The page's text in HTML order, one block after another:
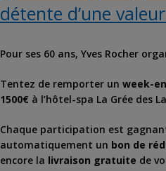
détente d’une
Pour ses 60 ans, Yves Rocher
Tentez de remporter un week-
1500€ à l’hôtel-spa La Grée des
Chaque participation est
automatiquement un bon de
encore la livraison gratuite de